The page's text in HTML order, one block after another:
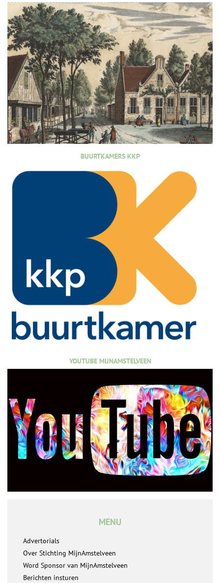
BUURTKAMERS KKP
YOUTUBE MIJNAMSTELVEEN
MENU
Advertorials
Over Stichting MijnAmstelveen
Word Sponsor van MijnAmstelveen
Berichten insturen